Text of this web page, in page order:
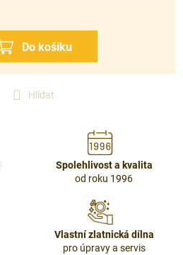
Hlídat
Spolehlivost a kvalita
od roku 1996
Vlastní zlatnická dílna
pro úpravy a servis